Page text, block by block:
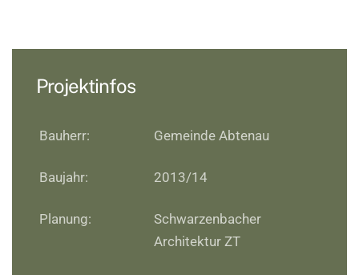
Projektinfos
Bauherr: Gemeinde Abtenau
Baujahr: 2013/14
Planung:
Schwarzenbacher
Architektur ZT